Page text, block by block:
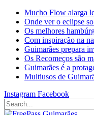
Mucho Flow alarga
Onde ver o eclipse
Os melhores
Com inspiração na
Guimarães prepara
Os Recomeços são
Guimarães é a
Multiusos de
Instagram Facebook